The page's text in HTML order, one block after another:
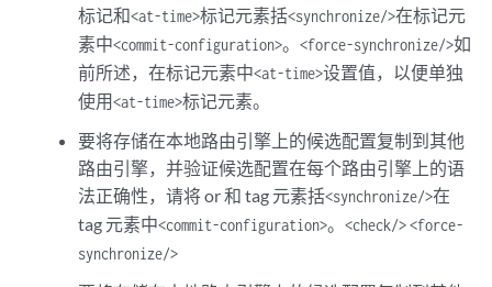
标记和<at-time>标记元素括<synchronize/>在标记元
素中<commit-configuration>。 <force-synchronize/>如
前所述，在标记元素中<at-time>设置值，以便单独
使用<at-time>标记元素。
要将存储在本地路由引擎上的候选配置复制到其他
路由引擎，并验证候选配置在每个路由引擎上的语
法正确性，请将 or 和 tag 元素括<synchronize/>在
tag 元素中<commit-configuration>。 <check/><force-
synchronize/>